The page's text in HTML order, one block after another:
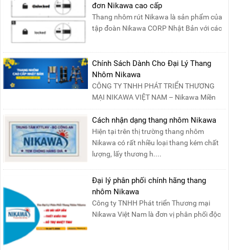
đơn Nikawa cao cấp
Thang nhôm rút Nikawa là sản phẩm của
tập đoàn Nikawa CORP Nhật Bản với các
Chính Sách Dành Cho Đại Lý Thang
Nhôm Nikawa
CÔNG TY TNHH PHÁT TRIỂN THƯƠNG
MẠI NIKAWA VIỆT NAM – Nikawa Miền
Bắc: Số 19, Đường Trung ....
Cách nhận dạng thang nhôm Nikawa
Hiện tại trên thị trường thang nhôm
Nikawa có rất nhiều loại thang kém chất
lượng, lấy thương h....
Đại lý phân phối chính hãng thang
nhôm Nikawa
Công ty TNHH Phát triển Thương mại
Nikawa Việt Nam là đơn vị phân phối độc